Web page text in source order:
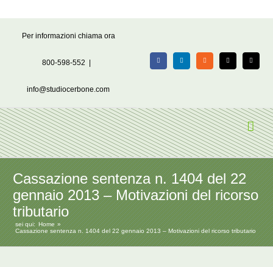
Per informazioni chiama ora
800-598-552
info@studiocerbone.com
FacebookLinkedIn Rss X Email
Cassazione sentenza n. 1404 del 22
gennaio 2013 – Motivazioni del ricorso
tributario
sei qui:
Home
Cassazione sentenza n. 1404 del 22 gennaio 2013 – Motivazioni del ricorso tributario